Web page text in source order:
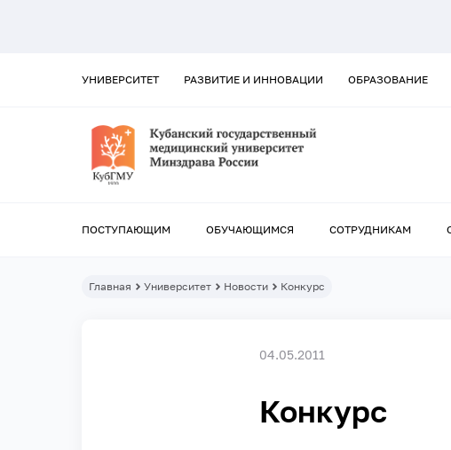
УНИВЕРСИТЕТ РАЗВИТИЕ И ИННОВАЦИИ ОБРАЗОВАНИЕ
ПОСТУПАЮЩИМ ОБУЧАЮЩИМСЯ СОТРУДНИКАМ
Главная Университет Новости Конкурс
04.05.2011
Конкурс